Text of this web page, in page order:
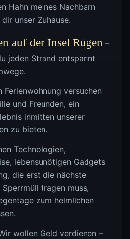
Hahn meines Nachbarn
unser Zuhause.
auf der Insel Rügen –
jeden Strand entspannt
Ferienwohnung versuchen
und Freunden, ein
inmitten unserer
zu bieten.
Technologien,
lebensunötigen Gadgets
die erst die nächste
tragen muss,
zum heimlichen
wollen Geld verdienen –